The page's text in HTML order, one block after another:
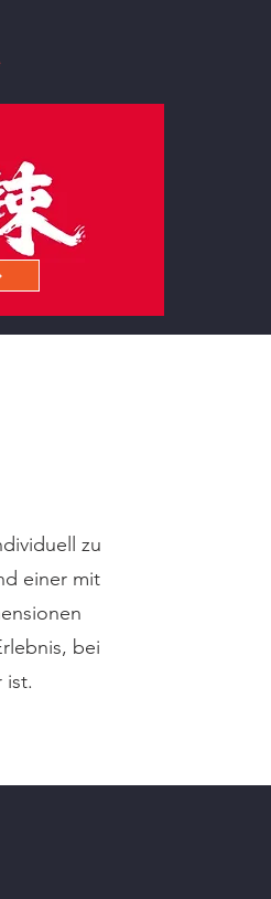
zu
einer mit
bei
ist.